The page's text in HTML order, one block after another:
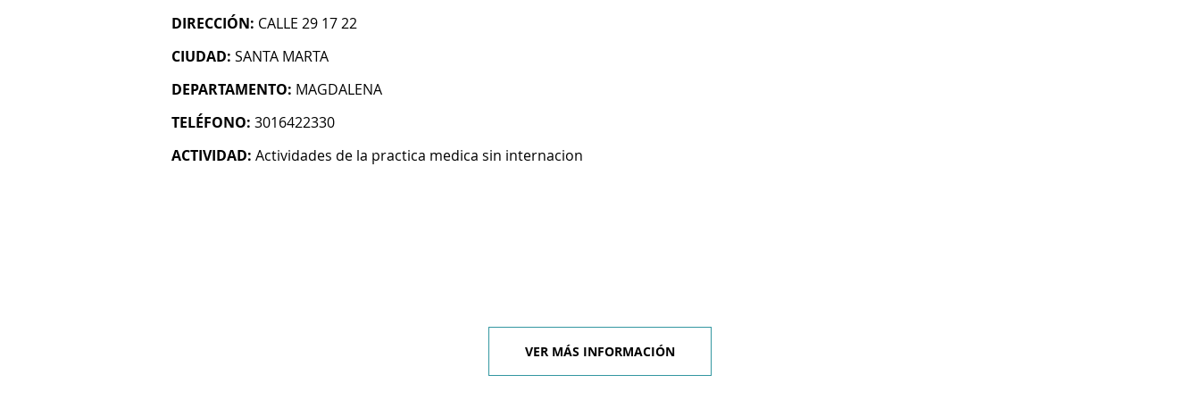
DIRECCIÓN: CALLE 29 17 22
CIUDAD: SANTA MARTA
DEPARTAMENTO: MAGDALENA
TELÉFONO: 3016422330
ACTIVIDAD: Actividades de la practica medica sin internacion
VER MÁS INFORMACIÓN